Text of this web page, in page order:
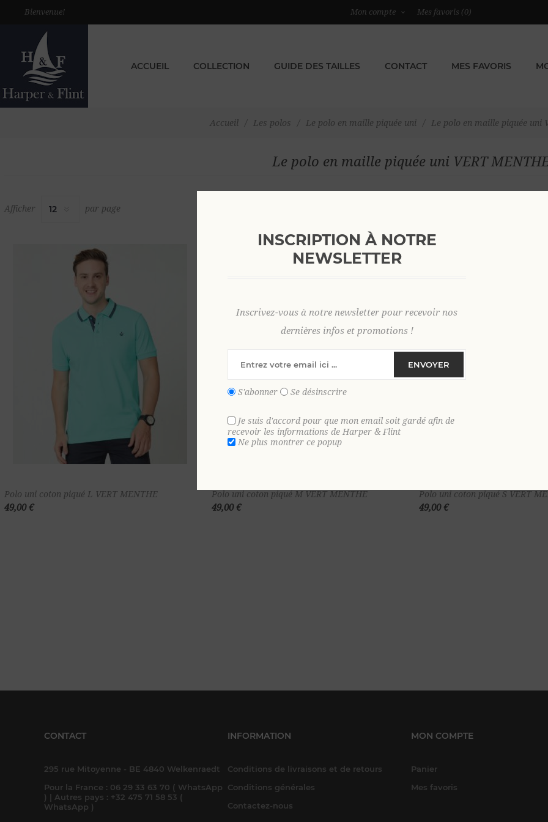
Bienvenue! Mon compte Mes favoris (0)
ACCUEIL COLLECTION GUIDE DES TAILLES CONTACT MES FAVORIS
Accueil / Les polos / Le polo en maille piquée uni / Le polo en maille piquée uni
Le polo en maille piquée uni VERT
Afficher par page
Ajouter au
Polo uni coton piqué L VERT MENTHE
49,00 €
Ajouter au
Polo uni coton piqué M VERT MENTHE
49,00 €
Polo uni coton piqué S VERT
49,00 €
CONTACT
295 rue Mitoyenne - BE 4840 Welkenraedt
Pour la France : 06 29 33 63 70 ( WhatsApp
) | Autres pays : +32 475 71 58 53 (
WhatsApp )
INFORMATION
Conditions de livraisons et de retours
Conditions générales
Contactez-nous
MON COMPTE
Panier
Mes favoris
INSCRIPTION À NOTRE
NEWSLETTER
Inscrivez-vous à notre newsletter pour recevoir nos
dernières infos et promotions !
ENVOYER
S'abonner Se désinscrire
Je suis d'accord pour que mon email soit gardé afin de
recevoir les informations de Harper & Flint
Ne plus montrer ce popup